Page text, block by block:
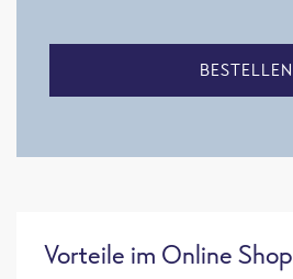
BESTELLEN
Vorteile im Online Shop